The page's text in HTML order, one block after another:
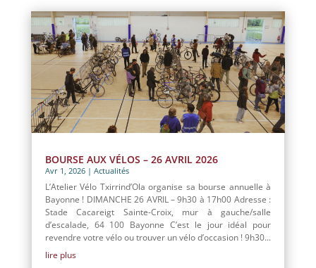
BOURSE AUX VÉLOS – 26 AVRIL 2026
Avr 1, 2026| Actualités
L’Atelier Vélo Txirrind’Ola organise sa bourse annuelle à
Bayonne ! DIMANCHE 26 AVRIL – 9h30 à 17h00 Adresse :
Stade Cacareigt Sainte-Croix, mur à gauche/salle
d’escalade, 64 100 Bayonne C’est le jour idéal pour
revendre votre vélo ou trouver un vélo d’occasion ! 9h30...
lire plus